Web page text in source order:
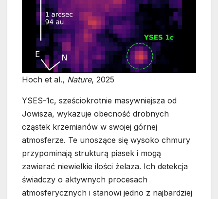
Hoch et al., Nature, 2025
YSES-1c, sześciokrotnie masywniejsza od
Jowisza, wykazuje obecność drobnych
cząstek krzemianów w swojej górnej
atmosferze. Te unoszące się wysoko chmury
przypominają strukturą piasek i mogą
zawierać niewielkie ilości żelaza. Ich detekcja
świadczy o aktywnych procesach
atmosferycznych i stanowi jedno z najbardziej